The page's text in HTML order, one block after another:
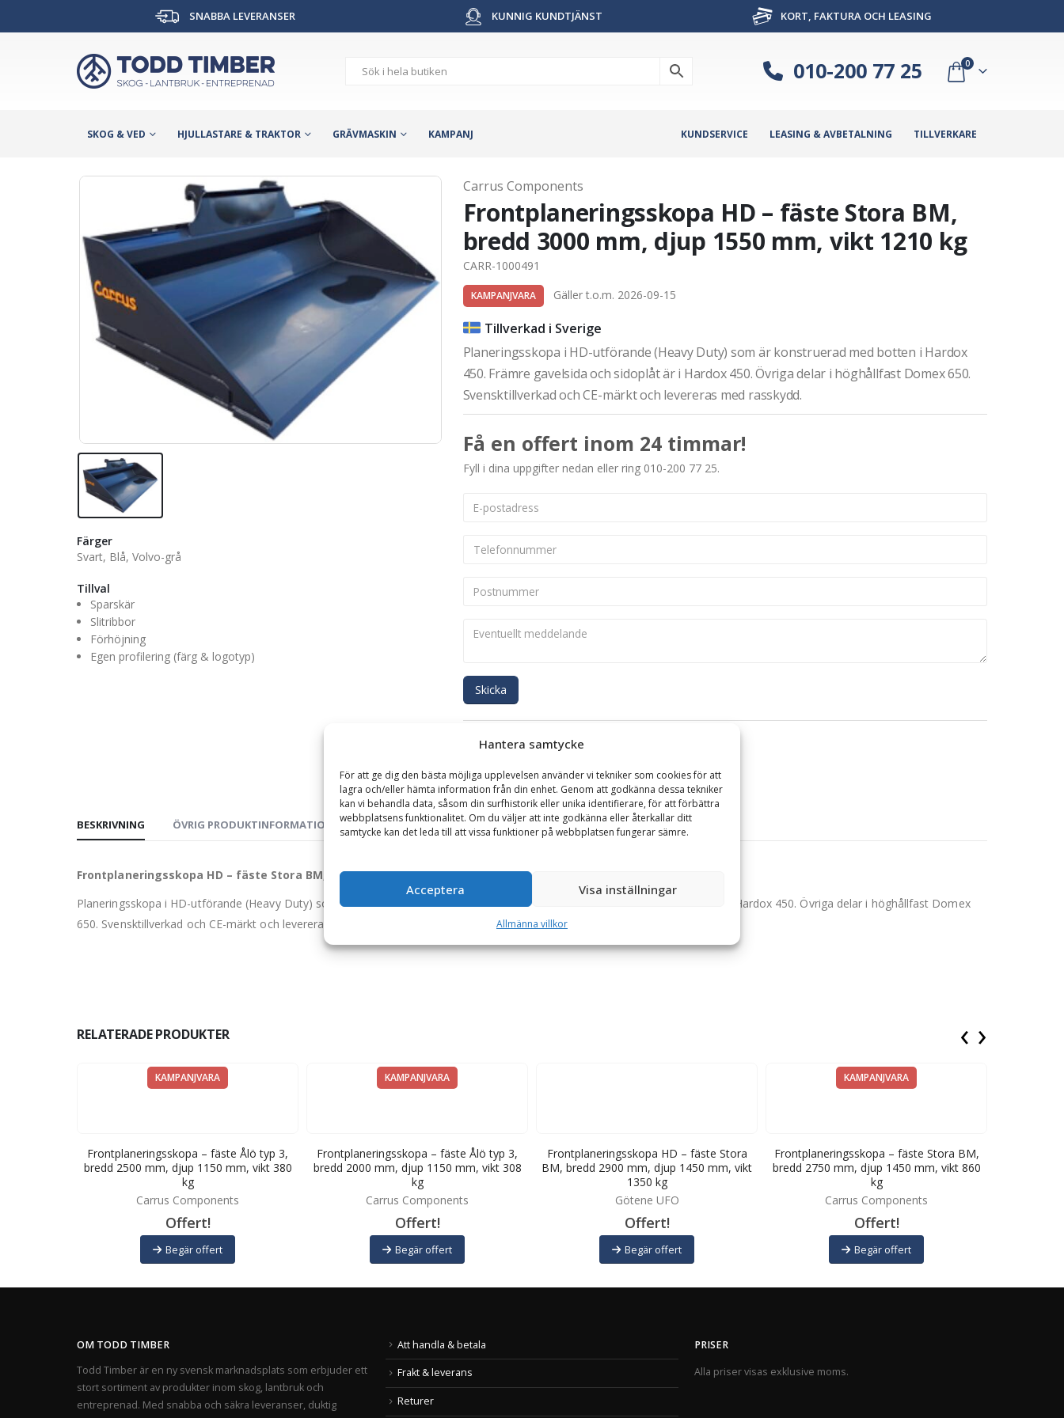
Hantera samtycke
För att ge dig den bästa möjliga upplevelsen använder vi tekniker som cookies för att
lagra och/eller hämta information från din enhet. Genom att godkänna dessa tekniker
kan vi behandla data, såsom din surfhistorik eller unika identifierare, för att förbättra
webbplatsens funktionalitet. Om du väljer att inte godkänna eller återkallar ditt
samtycke kan det leda till att vissa funktioner på webbplatsen fungerar sämre.
Acceptera Visa inställningar
Allmänna villkor
SNABBA LEVERANSER KUNNIG KUNDTJÄNST KORT, FAKTURA OCH LEASING
010-200 77 25 0
SKOG & VED HJULLASTARE & TRAKTOR GRÄVMASKIN KAMPANJ KUNDSERVICE LEASING & AVBETALNING TILLVERKARE
Färger
Svart, Blå, Volvo-grå
Tillval
Sparskär
Slitribbor
Förhöjning
Egen profilering (färg & logotyp)
Carrus Components
Frontplaneringsskopa HD – fäste Stora BM,
bredd 3000 mm, djup 1550 mm, vikt 1210 kg
CARR-1000491
KAMPANJVARA Gäller t.o.m. 2026-09-15
Tillverkad i Sverige
Planeringsskopa i HD-utförande (Heavy Duty) som är konstruerad med botten i Hardox
450. Främre gavelsida och sidoplåt är i Hardox 450. Övriga delar i höghållfast Domex 650.
Svensktillverkad och CE-märkt och levereras med rasskydd.
Få en offert inom 24 timmar!
Fyll i dina uppgifter nedan eller ring 010-200 77 25.
Skicka
Se alla produkter inom samma kategori
BESKRIVNING ÖVRIG PRODUKTINFORMATION GARANTI
Frontplaneringsskopa HD – fäste Stora BM, bredd 3000 mm, djup 1550 mm, vikt 1210 kg
Planeringsskopa i HD-utförande (Heavy Duty) som är konstruerad med botten i Hardox 450. Främre gavelsida och sidoplåt är i Hardox 450. Övriga delar i höghållfast Domex
650. Svensktillverkad och CE-märkt och levereras med rasskydd.
RELATERADE PRODUKTER
KAMPANJVARA
Frontplaneringsskopa – fäste Ålö typ 3,
bredd 2500 mm, djup 1150 mm, vikt 380
kg
Carrus Components
Offert!
Begär offert
KAMPANJVARA
Frontplaneringsskopa – fäste Ålö typ 3,
bredd 2000 mm, djup 1150 mm, vikt 308
kg
Carrus Components
Offert!
Begär offert
Frontplaneringsskopa HD – fäste Stora
BM, bredd 2900 mm, djup 1450 mm, vikt
1350 kg
Götene UFO
Offert!
Begär offert
KAMPANJVARA
Frontplaneringsskopa – fäste Stora BM,
bredd 2750 mm, djup 1450 mm, vikt 860
kg
Carrus Components
Offert!
Begär offert
‹ ›
OM TODD TIMBER
Todd Timber är en ny svensk marknadsplats som erbjuder ett
stort sortiment av produkter inom skog, lantbruk och
entreprenad. Med snabba och säkra leveranser, duktig
Att handla & betala
Frakt & leverans
Returer
PRISER
Alla priser visas exklusive moms.